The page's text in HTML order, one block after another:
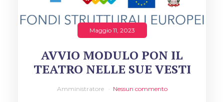
Maggio 11, 2023
AVVIO MODULO PON IL
TEATRO NELLE SUE VESTI
Amministratore Nessun commento